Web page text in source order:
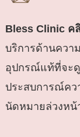
Bless Clinic ค
บริการด้านควา
อุปกรณ์แท้ที่จะ
ประสบการณ์คว
นัดหมายล่วงหน้